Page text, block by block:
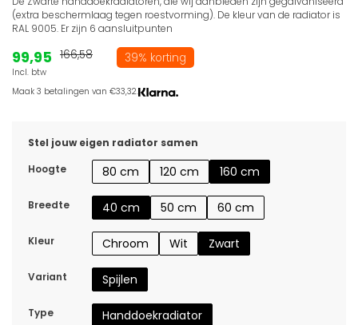
(extra beschermlaag tegen roestvorming). De kleur van de radiator is
RAL 9005. Er zijn 6 aansluitpunten
99,95
Incl. btw
166,58 39% korting
Maak 3 betalingen van €33,32.
Stel jouw eigen radiator samen
Hoogte
80 cm 120 cm 160 cm
Breedte 40 cm 50 cm 60 cm
Kleur Chroom Wit Zwart
Variant Spijlen
Type Handdoekradiator